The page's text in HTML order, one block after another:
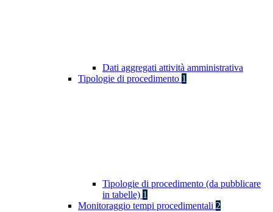
Dati aggregati attività amministrativa
Tipologie di procedimento 1
Tipologie di procedimento (da pubblicare
in tabelle) 1
Monitoraggio tempi procedimentali 2